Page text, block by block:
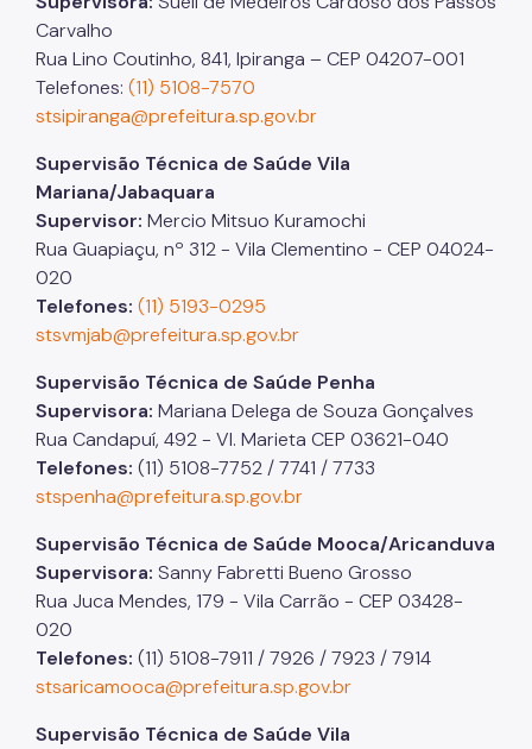
Carvalho
Rua Lino Coutinho, 841, Ipiranga – CEP 04207-001
Telefones: (11) 5108-7570
stsipiranga@prefeitura.sp.gov.br
Supervisão Técnica de Saúde Vila
Mariana/Jabaquara
Supervisor: Mercio Mitsuo Kuramochi
Rua Guapiaçu, nº 312 - Vila Clementino - CEP 04024-
020​​​​​​
Telefones: (11) 5193-0295
stsvmjab@prefeitura.sp.gov.br
Supervisão Técnica de Saúde Penha
Supervisora: Mariana Delega de Souza Gonçalves
Rua Candapuí, 492 - Vl. Marieta CEP 03621-040
Telefones: (11) 5108-7752 / 7741 / 7733
stspenha@prefeitura.sp.gov.br
Supervisão Técnica de Saúde Mooca/Aricanduva
Supervisora: Sanny Fabretti Bueno Grosso
Rua Juca Mendes, 179 - Vila Carrão - CEP 03428-
020
Telefones: (11) 5108-7911 / 7926 / 7923 / 7914
stsaricamooca@prefeitura.sp.gov.br
Supervisão Técnica de Saúde Vila